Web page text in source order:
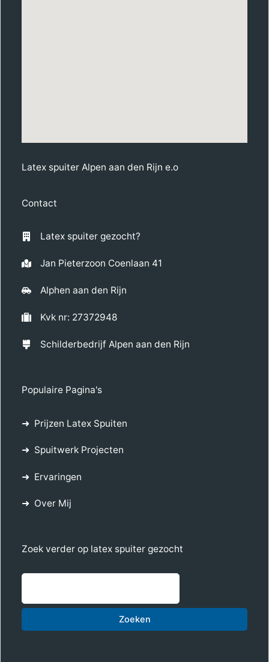
Latex spuiter Alpen aan den Rijn e.o
Contact
Latex spuiter gezocht?
Jan Pieterzoon Coenlaan 41
Alphen aan den Rijn
Kvk nr: 27372948
Schilderbedrijf Alpen aan den Rijn
Populaire Pagina's
Prijzen Latex Spuiten
Spuitwerk Projecten
Ervaringen
Over Mij
Zoek verder op latex spuiter gezocht
Zoeken